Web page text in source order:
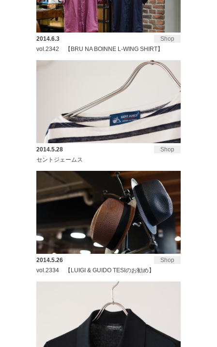
Shop
2014.6.3
vol.2342 【BRU NA BOINNE L-WING SHIRT】
Shop
2014.5.28
セントジェームス
Shop
2014.5.26
vol.2334 【LUIGI & GUIDO TESIのお勧め】